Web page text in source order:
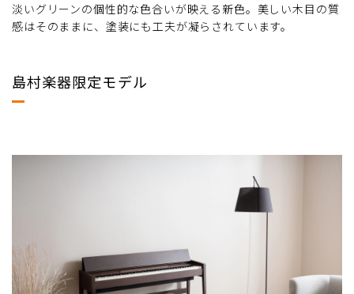
淡いグリーンの個性的な色合いが映える新色。美しい木目の質
感はそのままに、塗装にも工夫が凝らされています。
島村楽器限定モデル